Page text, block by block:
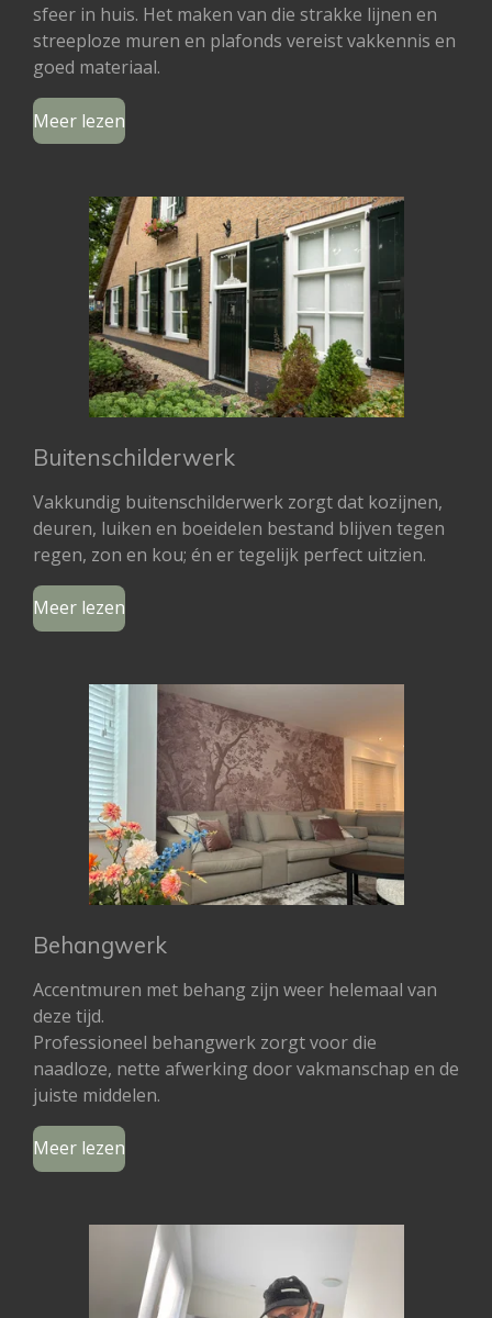
sfeer in huis. Het maken van die strakke lijnen en
streeploze muren en plafonds vereist vakkennis en
goed materiaal.
Meer lezen
Buitenschilderwerk
Vakkundig buitenschilderwerk zorgt dat kozijnen,
deuren, luiken en boeidelen bestand blijven tegen
regen, zon en kou; én er tegelijk perfect uitzien.
Meer lezen
Behangwerk
Accentmuren met behang zijn weer helemaal van
deze tijd.
Professioneel behangwerk zorgt voor die
naadloze, nette afwerking door vakmanschap en de
juiste middelen.
Meer lezen